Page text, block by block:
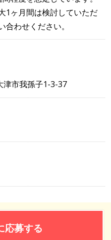
1ヶ月間は検討していただ
わせください。
市我孫子1-3-37
応募する